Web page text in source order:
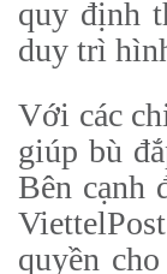
quy định
duy trì
Với các
giúp bù
Bên cạnh
quyền